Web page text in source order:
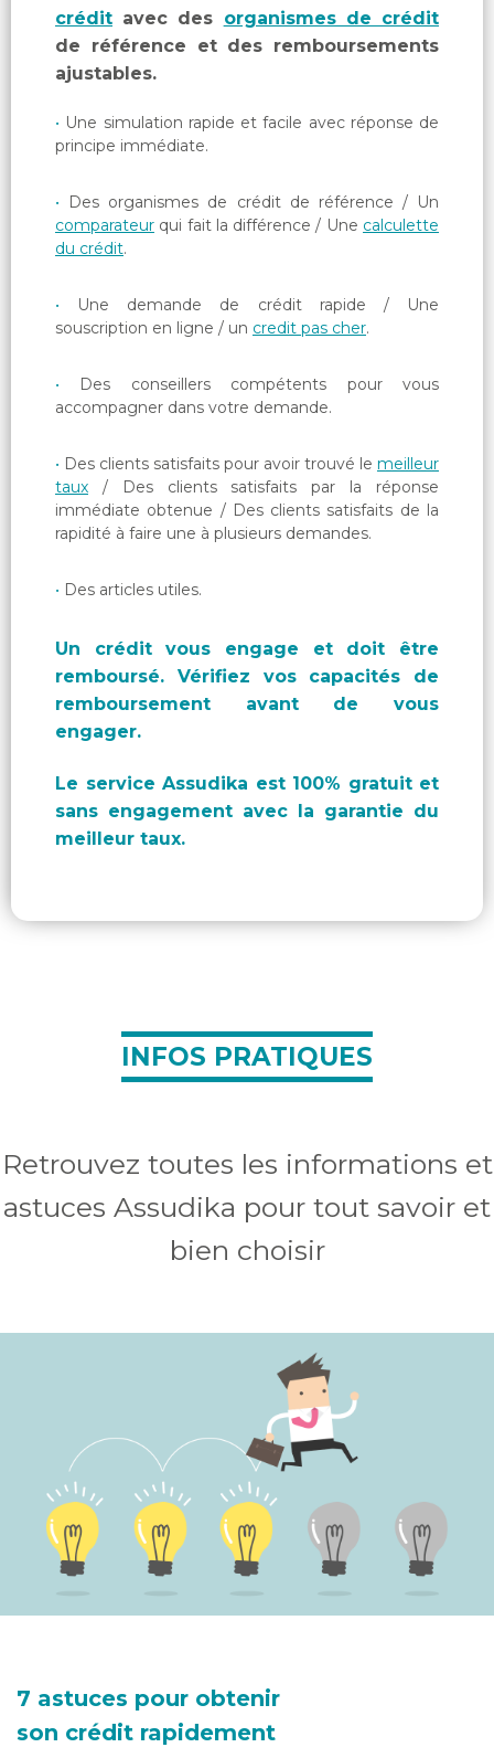
crédit avec des organismes de crédit
de référence et des remboursements
ajustables.
Une simulation rapide et facile avec réponse de
principe immédiate.
Des organismes de crédit de référence / Un
comparateur qui fait la différence / Une calculette
du crédit.
Une demande de crédit rapide / Une
souscription en ligne / un credit pas cher.
Des conseillers compétents pour vous
accompagner dans votre demande.
Des clients satisfaits pour avoir trouvé le meilleur
taux / Des clients satisfaits par la réponse
immédiate obtenue / Des clients satisfaits de la
rapidité à faire une à plusieurs demandes.
Des articles utiles.
Un crédit vous engage et doit être
remboursé. Vérifiez vos capacités de
remboursement avant de vous
engager.
Le service Assudika est 100% gratuit et
sans engagement avec la garantie du
meilleur taux.
INFOS PRATIQUES
Retrouvez toutes les informations et
astuces Assudika pour tout savoir et
bien choisir
7 astuces pour obtenir
son crédit rapidement